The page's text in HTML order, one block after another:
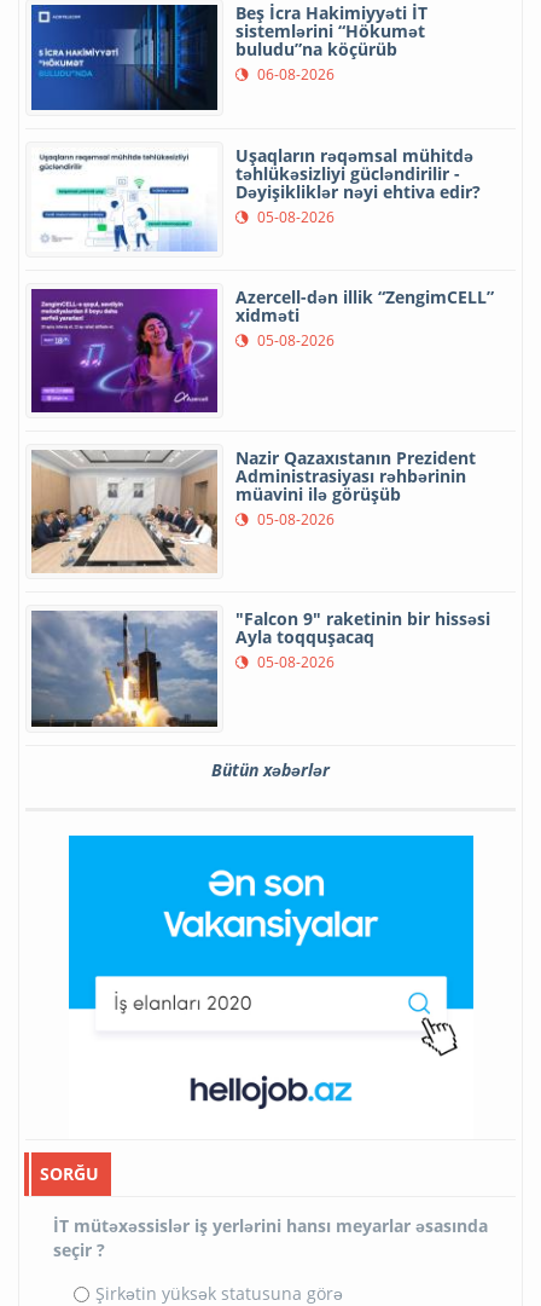
Beş İcra Hakimiyyəti İT
sistemlərini “Hökumət
buludu”na köçürüb
06-08-2026
Uşaqların rəqəmsal mühitdə
təhlükəsizliyi gücləndirilir -
Dəyişikliklər nəyi ehtiva edir?
05-08-2026
Azercell-dən illik “ZengimCELL”
xidməti
05-08-2026
Nazir Qazaxıstanın Prezident
Administrasiyası rəhbərinin
müavini ilə görüşüb
05-08-2026
"Falcon 9" raketinin bir hissəsi
Ayla toqquşacaq
05-08-2026
Bütün xəbərlər
SORĞU
İT mütəxəssislər iş yerlərini hansı meyarlar əsasında
seçir ?
Şirkətin yüksək statusuna görə